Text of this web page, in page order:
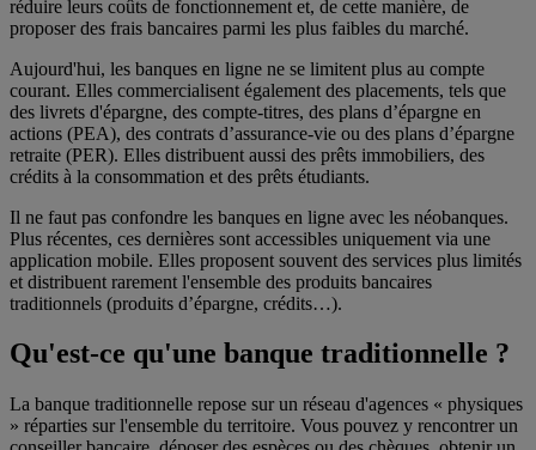
réduire leurs coûts de fonctionnement et, de cette manière, de
proposer des frais bancaires parmi les plus faibles du marché.
Aujourd'hui, les banques en ligne ne se limitent plus au compte
courant. Elles commercialisent également des placements, tels que
des livrets d'épargne, des compte-titres, des plans d’épargne en
actions (PEA), des contrats d’assurance-vie ou des plans d’épargne
retraite (PER). Elles distribuent aussi des prêts immobiliers, des
crédits à la consommation et des prêts étudiants.
Il ne faut pas confondre les banques en ligne avec les néobanques.
Plus récentes, ces dernières sont accessibles uniquement via une
application mobile. Elles proposent souvent des services plus limités
et distribuent rarement l'ensemble des produits bancaires
traditionnels (produits d’épargne, crédits…).
Qu'est-ce qu'une banque traditionnelle ?
La banque traditionnelle repose sur un réseau d'agences « physiques
» réparties sur l'ensemble du territoire. Vous pouvez y rencontrer un